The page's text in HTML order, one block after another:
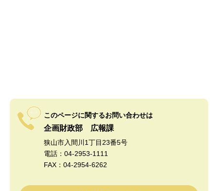
このページに関するお問い合わせは
企画財政部 広報課
狭山市入間川1丁目23番5号
電話：04-2953-1111
FAX：04-2954-6262